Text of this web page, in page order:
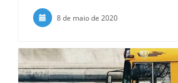
8 de maio de 2020